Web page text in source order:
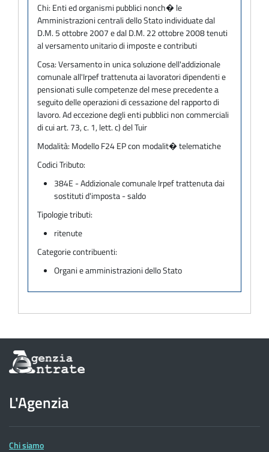
Chi: Enti ed organismi pubblici nonch� le
Amministrazioni centrali dello Stato individuate dal
D.M. 5 ottobre 2007 e dal D.M. 22 ottobre 2008 tenuti
al versamento unitario di imposte e contributi
Cosa:Versamento in unica soluzione dell'addizionale
comunale all'Irpef trattenuta ai lavoratori dipendenti e
pensionati sulle competenze del mese precedente a
seguito delle operazioni di cessazione del rapporto di
lavoro. Ad eccezione degli enti pubblici non commerciali
di cui art. 73, c. 1, lett. c) del Tuir
Modalità: Modello F24 EP con modalit� telematiche
Codici Tributo:
384E - Addizionale comunale Irpef trattenuta dai
sostituti d'imposta - saldo
Tipologie tributi:
ritenute
Categorie contribuenti:
Organi e amministrazioni dello Stato
Informazioni
sul
dell'Agenzia
delle
Entrate
L'Agenzia
Chi siamo